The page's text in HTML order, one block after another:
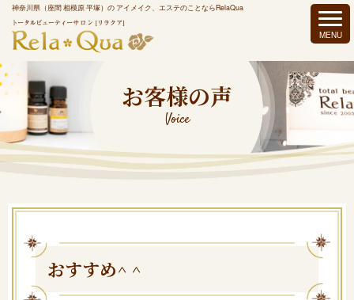
神奈川県（座間 相模原 平塚）の アイメイク、エステのことならRelaQua
お客様の声
Voice
おすすめ^ ^